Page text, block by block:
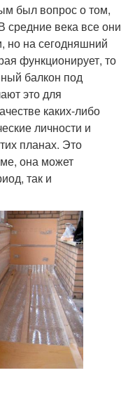
был вопрос о том,
средние века все они
но на сегодняшний
функционирует, то
балкон под
это для
каких-либо
личности и
планах. Это
она может
так и